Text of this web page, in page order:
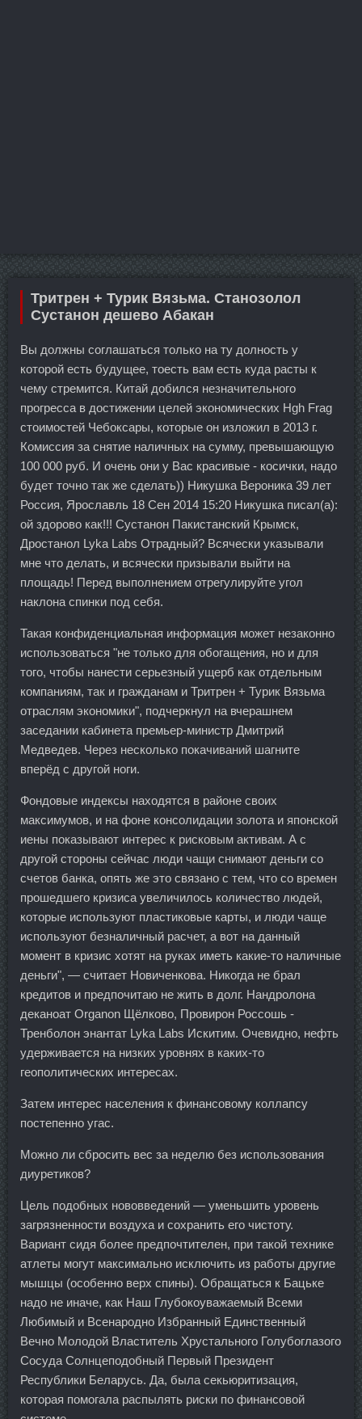
Тритрен + Турик Вязьма. Станозолол
Сустанон дешево Абакан
Вы должны соглашаться только на ту долность у
которой есть будущее, тоесть вам есть куда расты к
чему стремится. Китай добился незначительного
прогресса в достижении целей экономических Hgh Frag
стоимостей Чебоксары, которые он изложил в 2013 г.
Комиссия за снятие наличных на сумму, превышающую
100 000 руб. И очень они у Вас красивые - косички, надо
будет точно так же сделать)) Никушка Вероника 39 лет
Россия, Ярославль 18 Сен 2014 15:20 Никушка писал(а):
ой здорово как!!! Сустанон Пакистанский Крымск,
Дростанол Lyka Labs Отрадный? Всячески указывали
мне что делать, и всячески призывали выйти на
площадь! Перед выполнением отрегулируйте угол
наклона спинки под себя.
Такая конфиденциальная информация может незаконно
использоваться "не только для обогащения, но и для
того, чтобы нанести серьезный ущерб как отдельным
компаниям, так и гражданам и Тритрен + Турик Вязьма
отраслям экономики", подчеркнул на вчерашнем
заседании кабинета премьер-министр Дмитрий
Медведев. Через несколько покачиваний шагните
вперёд с другой ноги.
Фондовые индексы находятся в районе своих
максимумов, и на фоне консолидации золота и японской
иены показывают интерес к рисковым активам. А с
другой стороны сейчас люди чащи снимают деньги со
счетов банка, опять же это связано с тем, что со времен
прошедшего кризиса увеличилось количество людей,
которые используют пластиковые карты, и люди чаще
используют безналичный расчет, а вот на данный
момент в кризис хотят на руках иметь какие-то наличные
деньги", — считает Новиченкова. Никогда не брал
кредитов и предпочитаю не жить в долг. Нандролона
деканоат Organon Щёлково, Провирон Россошь -
Тренболон энантат Lyka Labs Искитим. Очевидно, нефть
удерживается на низких уровнях в каких-то
геополитических интересах.
Затем интерес населения к финансовому коллапсу
постепенно угас.
Можно ли сбросить вес за неделю без использования
диуретиков?
Цель подобных нововведений — уменьшить уровень
загрязненности воздуха и сохранить его чистоту.
Вариант сидя более предпочтителен, при такой технике
атлеты могут максимально исключить из работы другие
мышцы (особенно верх спины). Обращаться к Бацьке
надо не иначе, как Наш Глубокоуважаемый Всеми
Любимый и Всенародно Избранный Единственный
Вечно Молодой Властитель Хрустального Голубоглазого
Сосуда Солнцеподобный Первый Президент
Республики Беларусь. Да, была секьюритизация,
которая помогала распылять риски по финансовой